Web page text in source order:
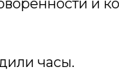
и
часы.